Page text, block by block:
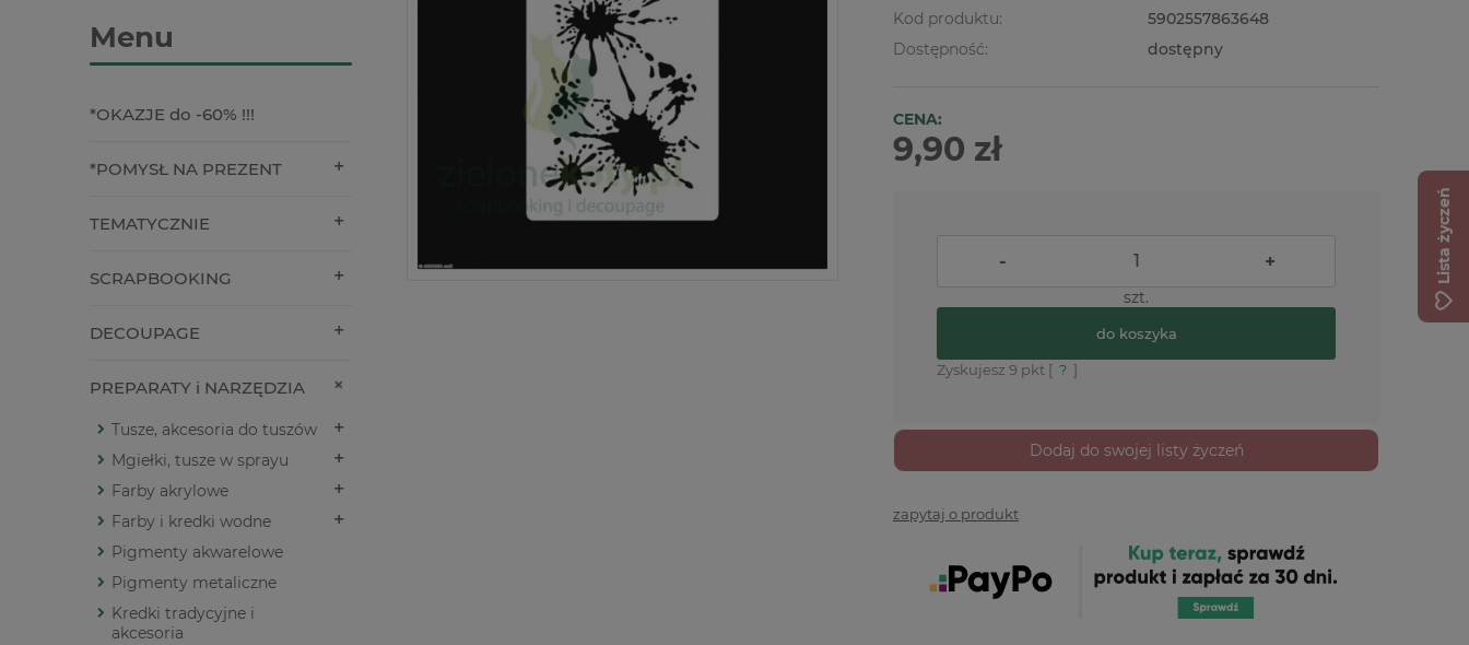
Menu
*OKAZJE do -60% !!!
*POMYSŁ NA PREZENT
TEMATYCZNIE
SCRAPBOOKING
DECOUPAGE
PREPARATY i NARZĘDZIA
Tusze, akcesoria do tuszów
Mgiełki, tusze w sprayu
Farby akrylowe
Farby i kredki wodne
Pigmenty akwarelowe
Pigmenty metaliczne
Kredki tradycyjne i
akcesoria
Kod produktu:
5902557863648
Dostępność:
dostępny
CENA:
9,90 zł
- +
szt.
do koszyka
Zyskujesz 9 pkt [ ? ]
Dodaj do swojej listy życzeń
zapytaj o produkt
Lista życzeń